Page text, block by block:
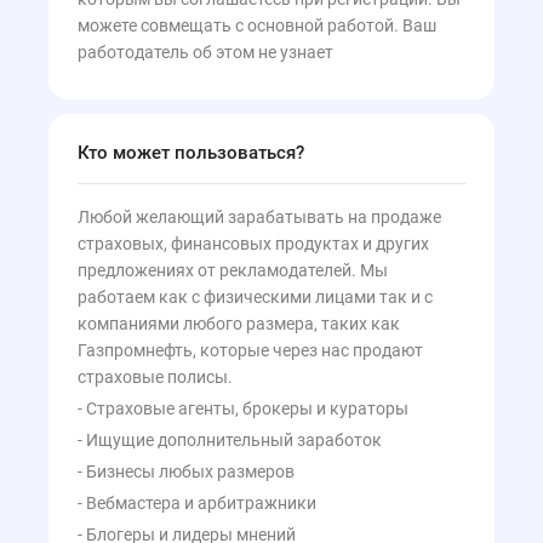
вознаграждение точно в срок, без задержек и
лишних вопросов.
Качественная поддержка. Менеджеры
спасибо в его вклад.
ищете честную и технологичную партнерку.
25.04.2026
Работал с разными партнёрскими сервисами.
очень приятно и интересно зарабатывать!
Поддержка работает постоянно, выводы
средств мгновенные, удобно интуитивно
личный кабинет.
Ни разу не было что бы что то не выплачивали.
На мой взгляд, это порядочная и эффективная
можете совмещать с основной работой. Ваш
работодатель об этом не узнает
Кто может пользоваться?
Любой желающий зарабатывать на продаже
страховых, финансовых продуктах и других
предложениях от рекламодателей. Мы
работаем как с физическими лицами так и с
компаниями любого размера, таких как
Газпромнефть, которые через нас продают
страховые полисы.
- Страховые агенты, брокеры и кураторы
- Ищущие дополнительный заработок
- Бизнесы любых размеров
- Вебмастера и арбитражники
- Блогеры и лидеры мнений